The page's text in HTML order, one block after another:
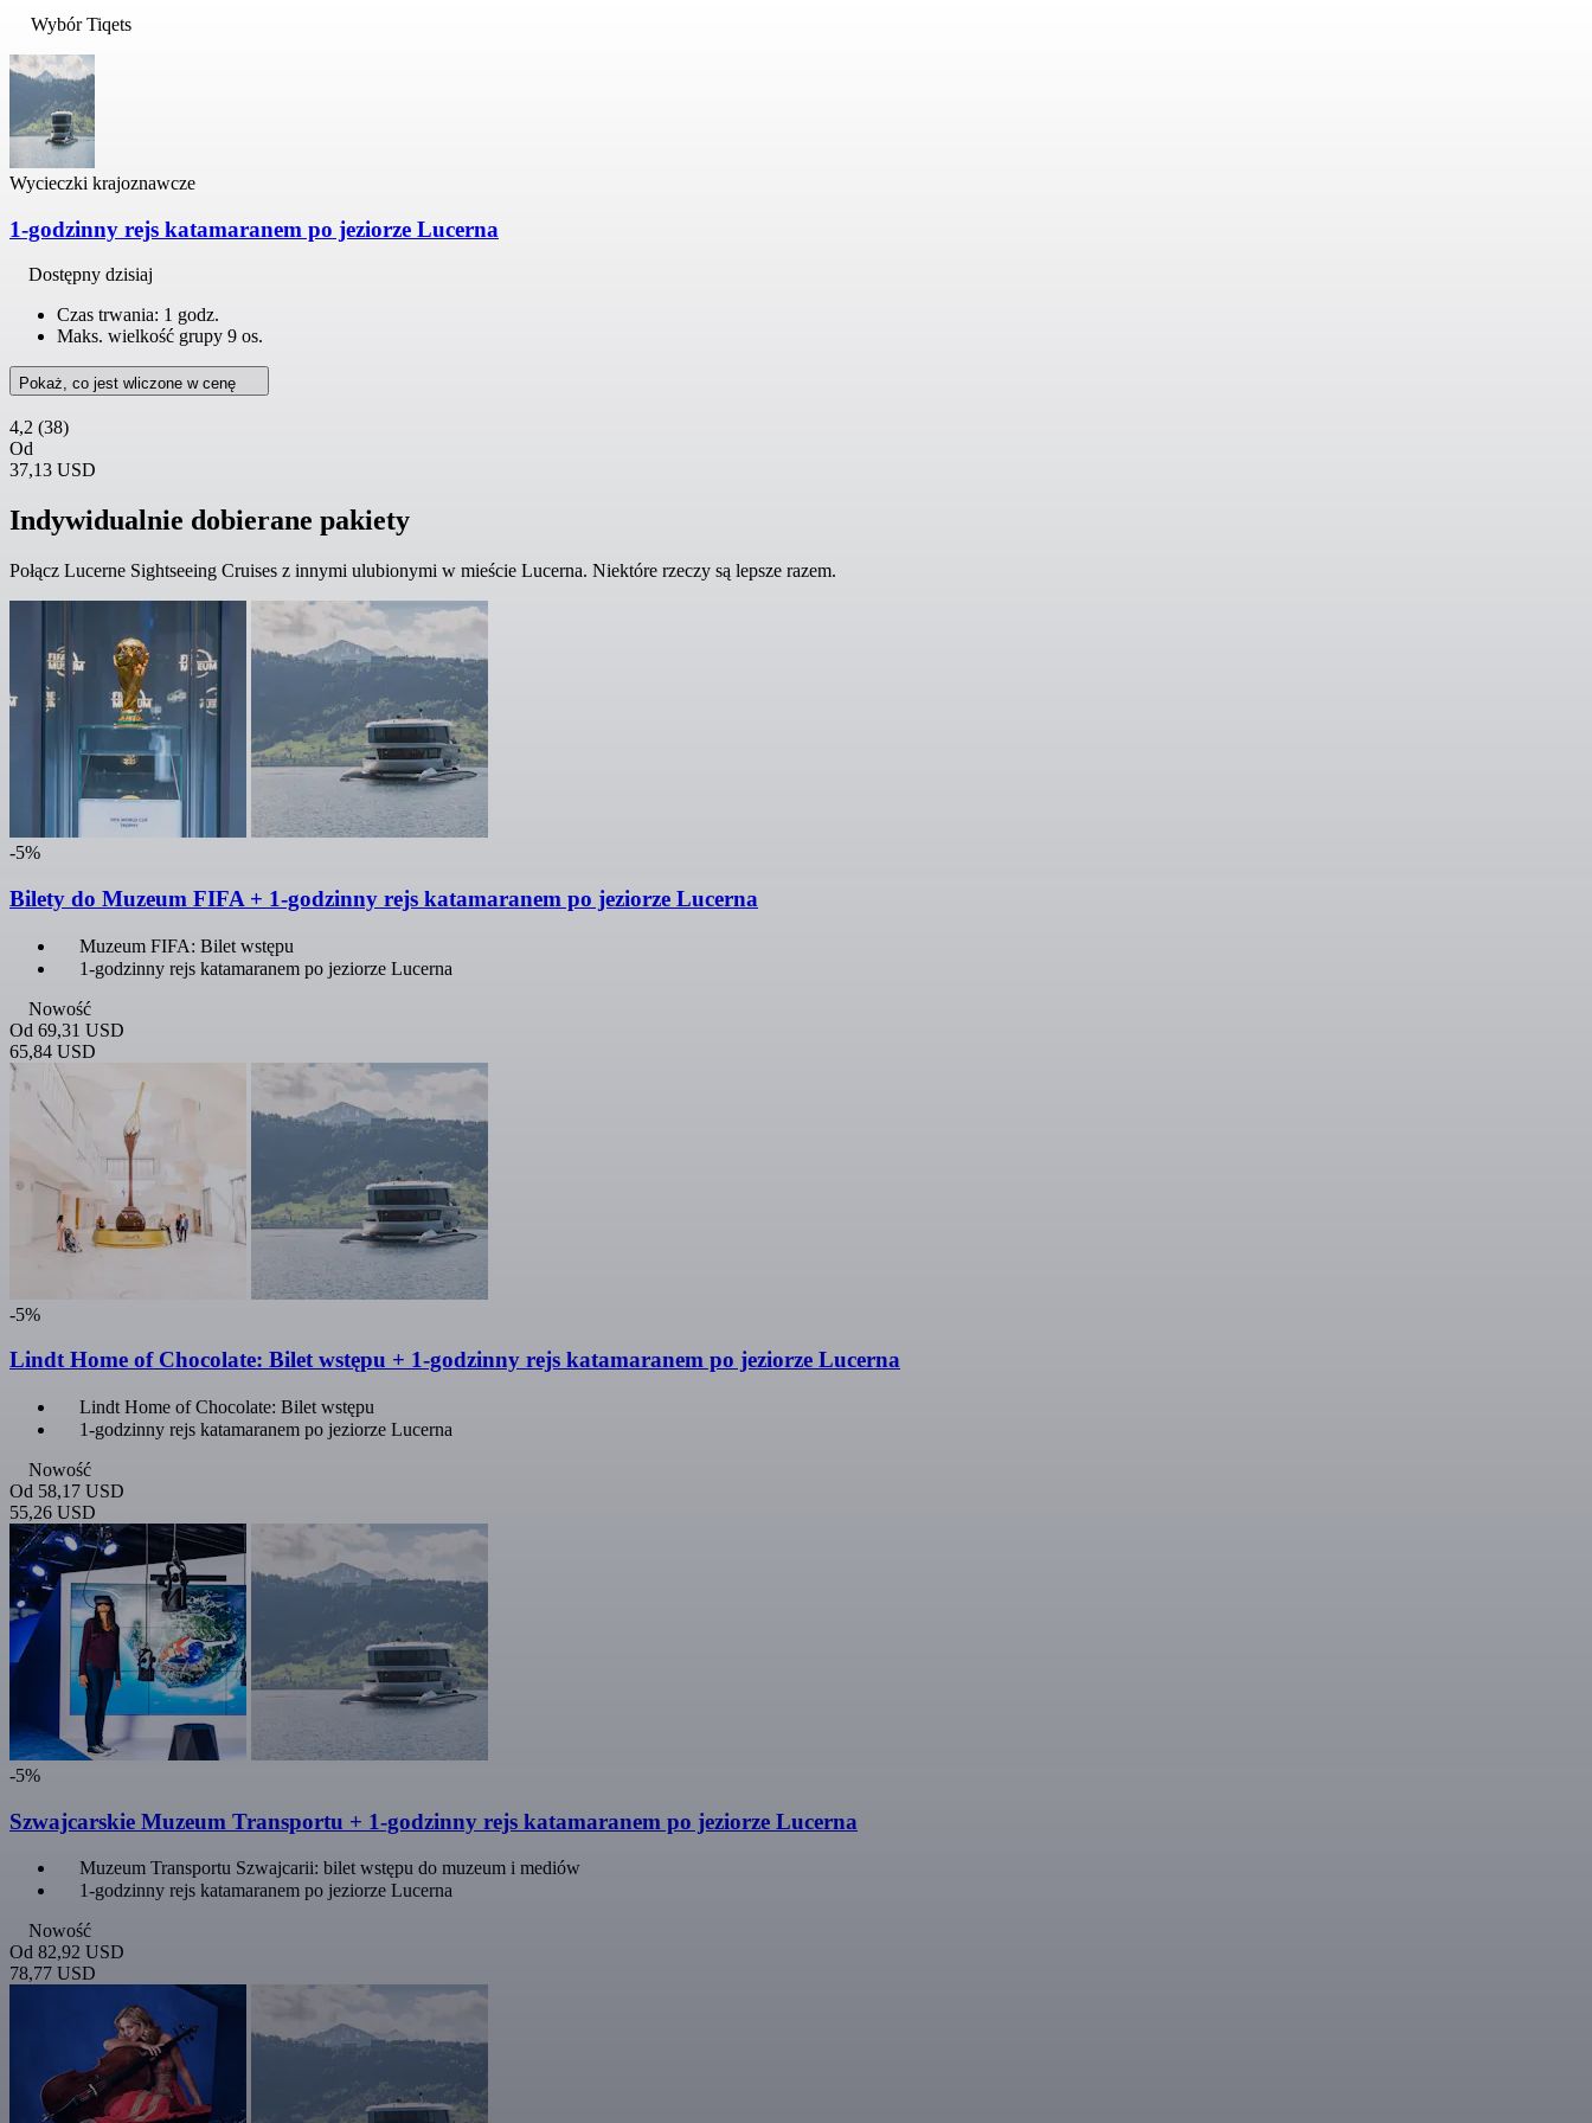
Wybór Tiqets
Wycieczki krajoznawcze
1-godzinny rejs katamaranem po jeziorze Lucerna
Dostępny dzisiaj
Czas trwania: 1 godz.
Maks. wielkość grupy 9 os.
Pokaż, co jest wliczone w cenę
4,2 (38)
Od
37,13 USD
Indywidualnie dobierane pakiety
Połącz Lucerne Sightseeing Cruises z innymi ulubionymi w mieście Lucerna. Niektóre rzeczy są lepsze razem.
-5%
Bilety do Muzeum FIFA + 1-godzinny rejs katamaranem po jeziorze Lucerna
Muzeum FIFA: Bilet wstępu
1-godzinny rejs katamaranem po jeziorze Lucerna
Nowość
Od 69,31 USD
65,84 USD
-5%
Lindt Home of Chocolate: Bilet wstępu + 1-godzinny rejs katamaranem po jeziorze Lucerna
Lindt Home of Chocolate: Bilet wstępu
1-godzinny rejs katamaranem po jeziorze Lucerna
Nowość
Od 58,17 USD
55,26 USD
-5%
Szwajcarskie Muzeum Transportu + 1-godzinny rejs katamaranem po jeziorze Lucerna
Muzeum Transportu Szwajcarii: bilet wstępu do muzeum i mediów
1-godzinny rejs katamaranem po jeziorze Lucerna
Nowość
Od 82,92 USD
78,77 USD